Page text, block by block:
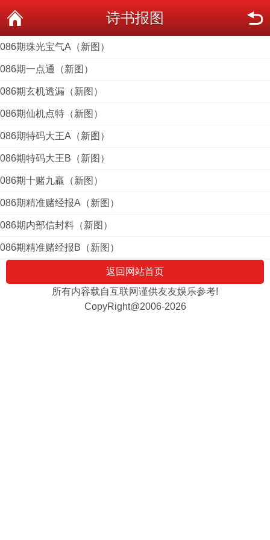
诗书报图
086期珠光宝气A（新图）
086期一点通（新图）
086期玄机透漏（新图）
086期仙机点特（新图）
086期特码大王A（新图）
086期特码大王B（新图）
086期十赌九羸（新图）
086期精准赌经报A（新图）
086期内部信封料（新图）
086期精准赌经报B（新图）
返回网站首页
所有内容载自互联网谨供友友娱乐参考!
CopyRight@2006-2026